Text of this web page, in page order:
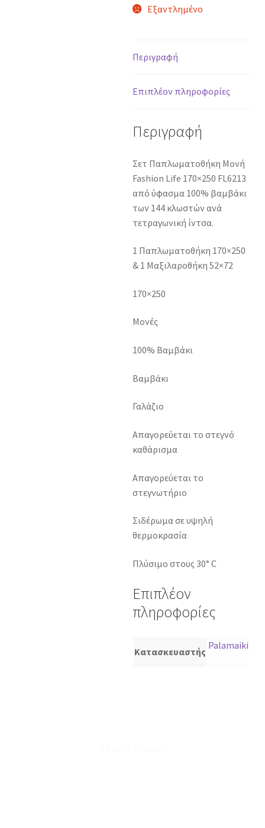
Εξαντλημένο
Περιγραφή
Επιπλέον πληροφορίες
Περιγραφή
Σετ Παπλωματοθήκη Μονή
Fashion Life 170×250 FL6213
από ύφασμα 100% βαμβάκι
των 144 κλωστών ανά
τετραγωνική ίντσα.
1 Παπλωματοθήκη 170×250
& 1 Μαξιλαροθήκη 52×72
170×250
Μονές
100% Βαμβάκι
Βαμβάκι
Γαλάζιο
Απαγορεύεται το στεγνό
καθάρισμα
Απαγορεύεται το
στεγνωτήριο
Σιδέρωμα σε υψηλή
θερμοκρασία
Πλύσιμο στους 30° C
Επιπλέον
πληροφορίες
Κατασκευαστής
Palamaiki